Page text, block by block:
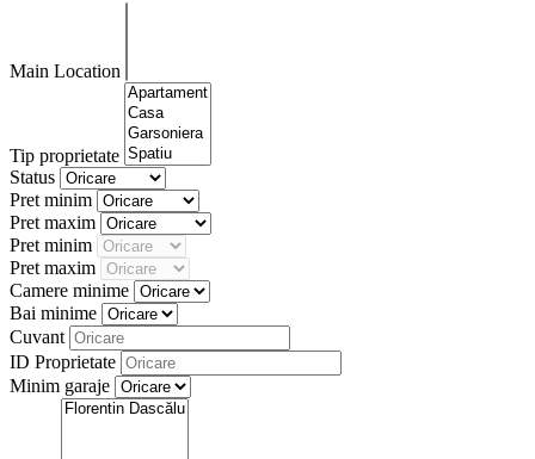
Main Location
Tip proprietate
Status
Pret minim
Pret maxim
Pret minim
Pret maxim
Camere minime
Bai minime
Cuvant
ID Proprietate
Minim garaje